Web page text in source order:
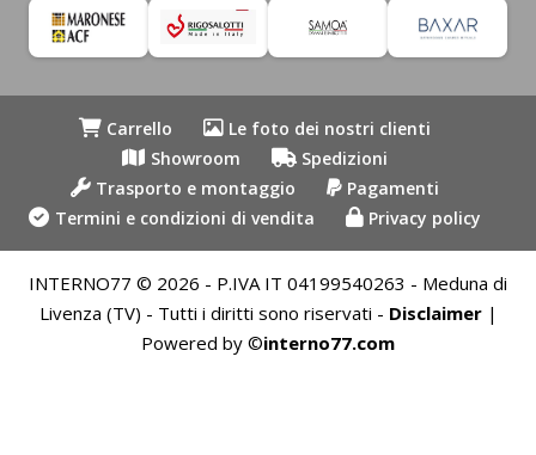
Carrello
Le foto dei nostri clienti
Showroom
Spedizioni
Trasporto e montaggio
Pagamenti
Termini e condizioni di vendita
Privacy policy
INTERNO77 © 2026 - P.IVA IT 04199540263 - Meduna di
Livenza (TV) - Tutti i diritti sono riservati - Disclaimer|
Powered by ©interno77.com